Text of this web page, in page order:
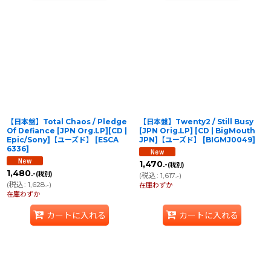
【日本盤】Total Chaos / Pledge
Of Defiance [JPN Org.LP][CD |
Epic/Sony]【ユーズド】
[ESCA
6336]
1,480.-(税別)
(税込: 1,628 .-)
在庫わずか
カートに入れる
【日本盤】Twenty2 / Still Busy
[JPN Orig.LP] [CD | BigMouth
JPN]【ユーズド】
[BIGMJ0049]
1,470.-(税別)
(税込: 1,617 .-)
在庫わずか
カートに入れる